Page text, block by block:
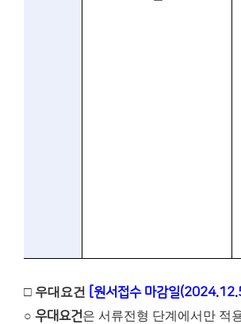
□ 우대요건 [원서접수 마감일
○ 우대요건은 서류전형 단계에서만 적